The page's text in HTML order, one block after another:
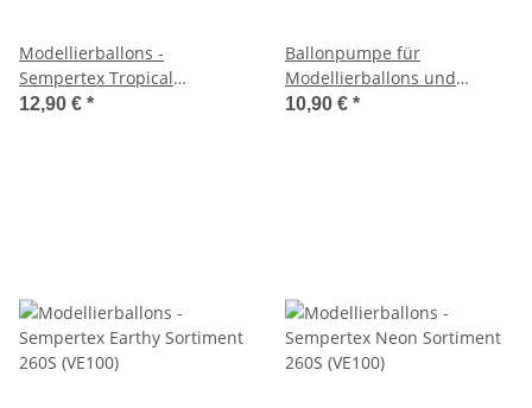
Modellierballons -
Sempertex Tropical
Sortiment 260S (VE100)
12,90 € *
Ballonpumpe für
Modellierballons und
Ballons
10,90 € *